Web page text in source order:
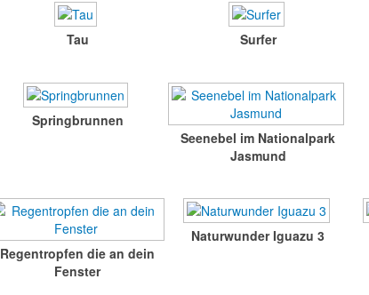
Tau Surfer
Springbrunnen
Seenebel im Nationalpark
Jasmund
Regentropfen die an dein
Fenster
Naturwunder Iguazu 3